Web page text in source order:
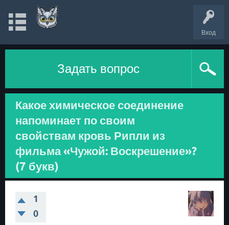
Вход
Задать вопрос
Какое химическое соединение
напоминает по своим
свойствам кровь Рипли из
фильма «Чужой: Воскрешение»?
(7 букв)
1
0